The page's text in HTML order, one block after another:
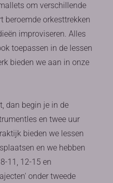
om verschillende
beroemde orkesttrekken
improviseren. Alles
toepassen in de lessen
bieden we aan in onze
dan begin je in de
en twee uur
bieden we lessen
en we hebben
11, 12-15 en
onder tweede